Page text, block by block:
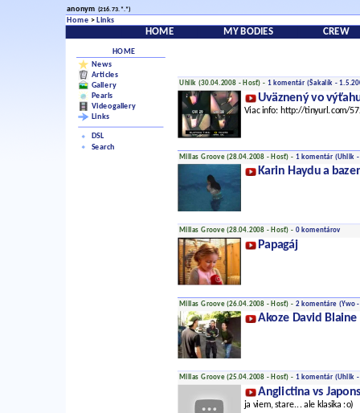
anonym (216.73.*.*)
Home > Links
HOME MY BODIES CREW
HOME
News
Articles
Gallery
Pearls
Videogallery
Links
DSL
Search
Uhlik (30.04.2008 - Hosť) - 1 komentár (Šakalík -
Uväznený vo
Viac info: http://tinyurl.com/
Millas Groove (28.04.2008 - Hosť) - 1 komentár (Uhlik -
Karin Haydu a
Millas Groove (28.04.2008 - Hosť) - 0 komentárov
Papagáj
Millas Groove (26.04.2008 - Hosť) - 2 komentáre (Ywo
Akoze David Blaine
Millas Groove (25.04.2008 - Hosť) - 1 komentár (Uhlik -
Anglictina vs
ja viem, stare... ale klasika :o)